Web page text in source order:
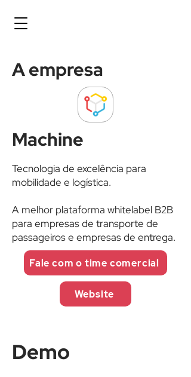
A empresa
Machine
Tecnologia de excelência para
mobilidade e logística.
A melhor plataforma whitelabel B2B
para empresas de transporte de
passageiros e empresas de entrega.
Fale com o time comercial
Website
Demo